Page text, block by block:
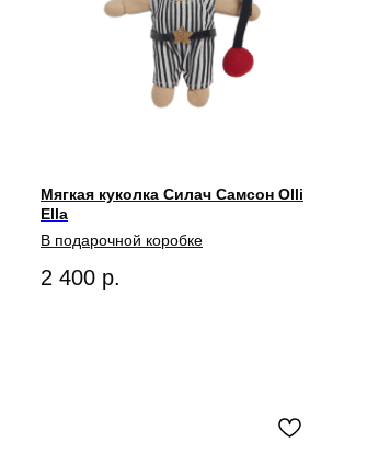
Мягкая куколка Силач Самсон Olli
Ella
В подарочной коробке
2 400 р.